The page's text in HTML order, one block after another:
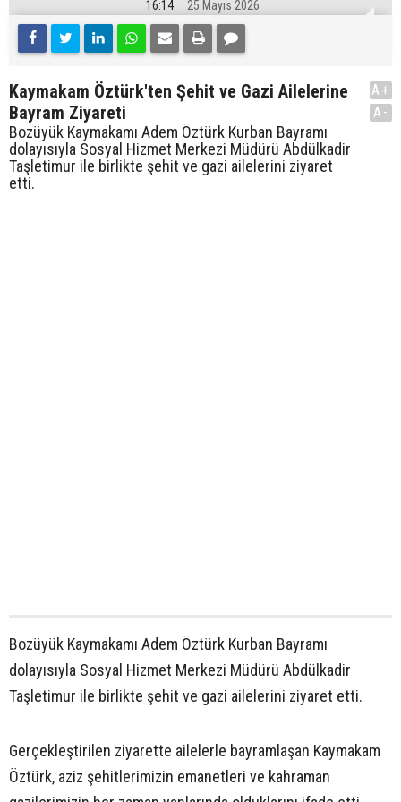
16:14 25 Mayıs 2026
Kaymakam Öztürk'ten Şehit ve Gazi Ailelerine
Bayram Ziyareti
Bozüyük Kaymakamı Adem Öztürk Kurban Bayramı
dolayısıyla Sosyal Hizmet Merkezi Müdürü Abdülkadir
Taşletimur ile birlikte şehit ve gazi ailelerini ziyaret
etti.
A+
A-
Bozüyük Kaymakamı Adem Öztürk Kurban Bayramı
dolayısıyla Sosyal Hizmet Merkezi Müdürü Abdülkadir
Taşletimur ile birlikte şehit ve gazi ailelerini ziyaret etti.
Gerçekleştirilen ziyarette ailelerle bayramlaşan Kaymakam
Öztürk, aziz şehitlerimizin emanetleri ve kahraman